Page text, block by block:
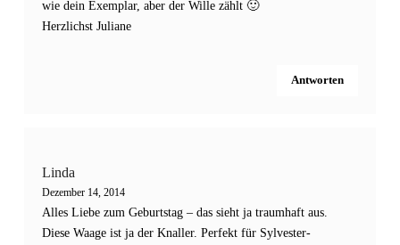
wie dein Exemplar, aber der Wille zählt 🙂
Herzlichst Juliane
Antworten
Linda
Dezember 14, 2014
Alles Liebe zum Geburtstag – das sieht ja traumhaft aus.
Diese Waage ist ja der Knaller. Perfekt für Sylvester-